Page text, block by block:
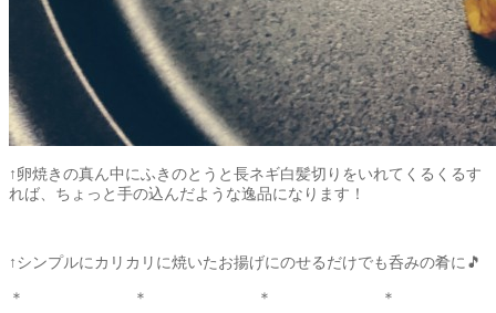
↑卵焼きの真ん中にふきのとうと長ネギ白髪切りをいれてくるくるす
れば、ちょっと手の込んだような逸品になります！
↑シンプルにカリカリに焼いたお揚げにのせるだけでも呑みの肴に🎵
＊ ＊ ＊ ＊